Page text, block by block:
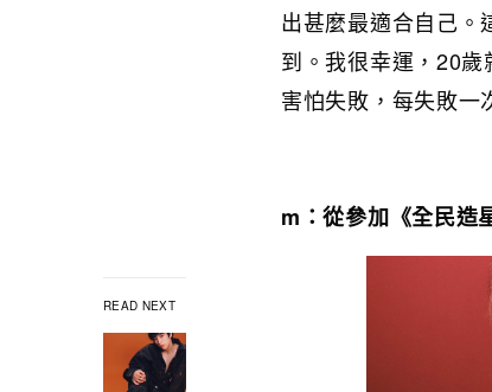
READ NEXT
出甚麼最適合自己。
到。我很幸運，20
害怕失敗，每失敗一
m：從參加《全民造